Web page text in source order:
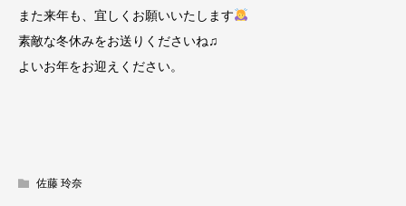
また来年も、宜しくお願いいたします
素敵な冬休みをお送りくださいね♫
よいお年をお迎えください。
佐藤 玲奈